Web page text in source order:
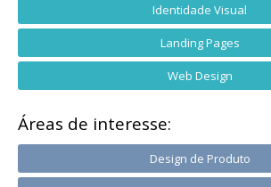
Identidade Visual
Landing Pages
Web Design
Áreas de interesse:
Design de Produto